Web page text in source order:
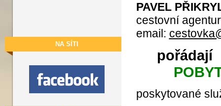
NA SÍTI
PAVEL
cestovní
email:
pořádají
poskytované